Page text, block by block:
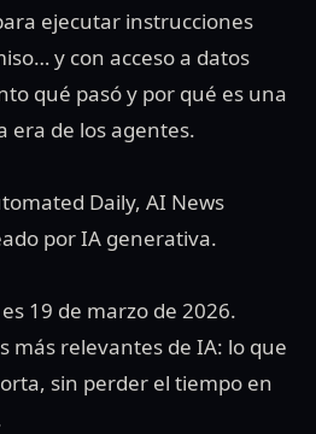
ejecutar instrucciones
y con acceso a datos
qué pasó y por qué es una
era de los agentes.
Daily, AI News
por IA generativa.
19 de marzo de 2026.
más relevantes de IA: lo que
sin perder el tiempo en